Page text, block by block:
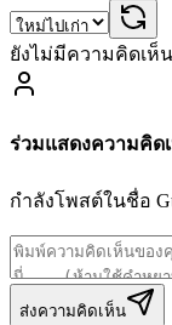
ยังไม่มีความคิดเห็
ร่วมแสดงความคิด
กำลังโพสต์ในชื่อ
ส่งความคิดเห็น